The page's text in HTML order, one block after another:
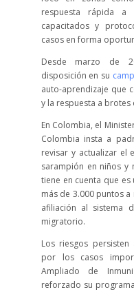
respuesta rápida a
capacitados y
casos en forma
Desde marzo de
disposición en su
auto-aprendizaje que
y la respuesta a brotes
En Colombia, el
Colombia insta a
revisar y actualizar el
sarampión en niños y
tiene en cuenta que
más de 3.000 puntos
afiliación al sistema
migratorio.
Los riesgos persisten
por los casos
Ampliado de
reforzado su